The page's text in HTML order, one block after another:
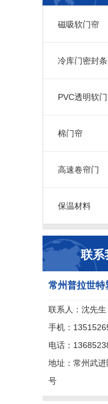
磁吸软门帘
冷库门密封条
PVC透明软
棉门帘
高速卷帘门
保温材料
联系
常州普拉世特
联系人：沈先生
手机：
电话：
地址：常州武
号